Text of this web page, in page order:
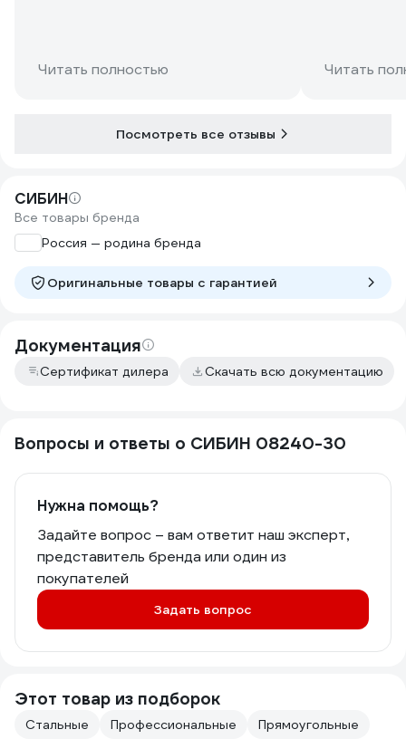
Читать полностью Читать
Посмотреть все отзывы
СИБИН
Все товары бренда
Россия — родина бренда
Оригинальные товары c гарантией
Документация
Сертификат дилера Скачать всю документацию
Вопросы и ответы о СИБИН 08240-30
Нужна помощь?
Задайте вопрос – вам ответит наш эксперт,
представитель бренда или один из
покупателей
Задать вопрос
Этот товар из подборок
Стальные Профессиональные
Прямоугольные